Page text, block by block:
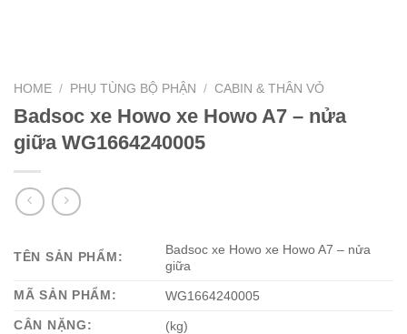
HOME / PHỤ TÙNG BỘ PHẬN / CABIN & THÂN VỎ
Badsoc xe Howo xe Howo A7 – nửa
giữa WG1664240005
TÊN SẢN PHẨM:
Badsoc xe Howo xe Howo A7 – nửa
giữa
MÃ SẢN PHẨM:
WG1664240005
CÂN NẶNG:
(kg)